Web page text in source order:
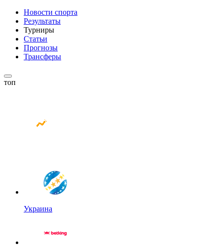
Новости спорта
Результаты
Турниры
Статьи
Прогнозы
Трансферы
топ
Украина